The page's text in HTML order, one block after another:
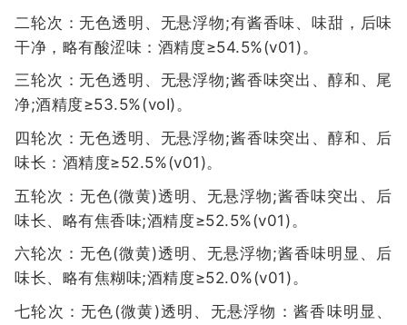
二轮次：无色透明、无悬浮物;有酱香味、味甜，后味
干净，略有酸涩味：酒精度≥54.5%(v01)。
三轮次：无色透明、无悬浮物;酱香味突出、醇和、尾
净;酒精度≥53.5%(voI)。
四轮次：无色透明、无悬浮物;酱香味突出、醇和、后
味长：酒精度≥52.5%(v01)。
五轮次：无色(微黄)透明、无悬浮物;酱香味突出、后
味长、略有焦香味;酒精度≥52.5%(v01)。
六轮次：无色(微黄)透明、无悬浮物;酱香味明显、后
味长、略有焦糊味;酒精度≥52.0%(v01)。
七轮次：无色(微黄)透明、无悬浮物：酱香味明显、